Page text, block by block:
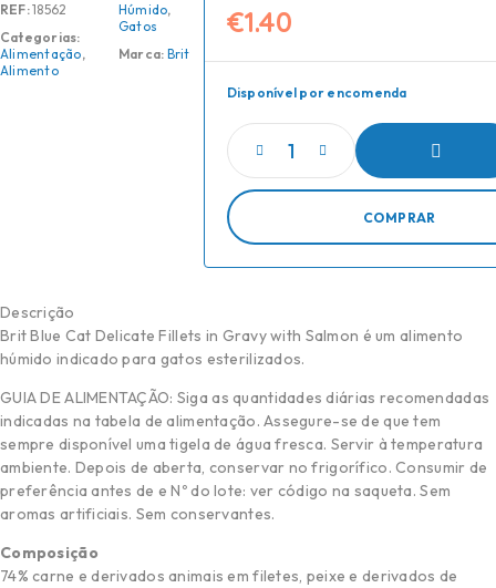
REF:18562
Categorias:
Alimentação,
Alimento
Húmido,
Gatos
Marca: Brit
€1.40
Disponível por encomenda
COMPRAR
Descrição
Brit Blue Cat Delicate Fillets in Gravy with Salmon é um alimento
húmido indicado para gatos esterilizados.
GUIA DE ALIMENTAÇÃO: Siga as quantidades diárias recomendadas
indicadas na tabela de alimentação. Assegure-se de que tem
sempre disponível uma tigela de água fresca. Servir à temperatura
ambiente. Depois de aberta, conservar no frigorífico. Consumir de
preferência antes de e Nº do lote: ver código na saqueta. Sem
aromas artificiais. Sem conservantes.
Composição
74% carne e derivados animais em filetes, peixe e derivados de